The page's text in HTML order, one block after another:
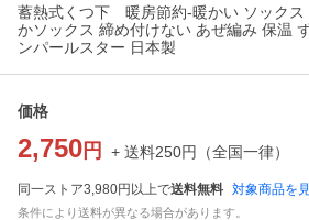
蓄熱式くつ下 暖房節約‐暖かい ソックス
かソックス 締め付けない あぜ編み 保温
ンパールスター 日本製
価格
2,750 円 + 送料250円 （全国一律）
同一ストア3,980円以上で送料無料 対象商品を
条件により送料が異なる場合があります。